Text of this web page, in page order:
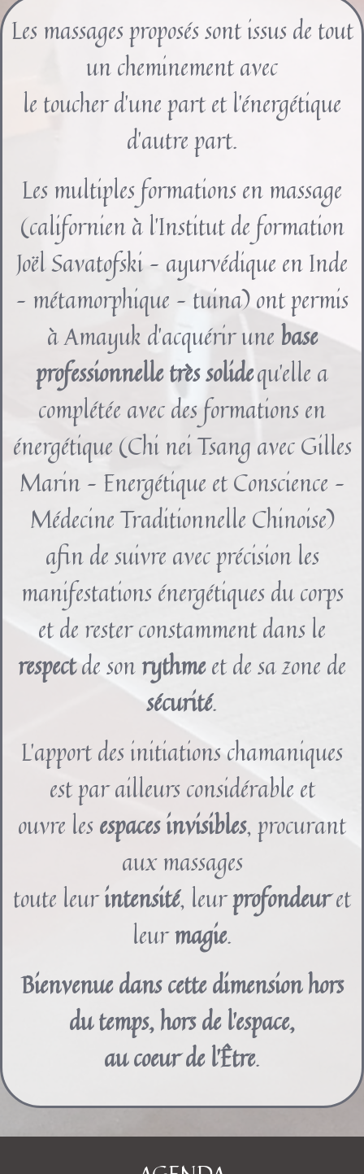
Les massages proposés sont issus de tout
un cheminement avec
le toucher d’une part et l’énergétique
d’autre part.
Les multiples formations en massage
(californien à l’Institut de formation
Joël Savatofski – ayurvédique en Inde
– métamorphique – tuina) ont permis
à Amayuk d’acquérir une base
professionnelle très solidequ’elle a
complétée avec des formations en
énergétique (Chi nei Tsang avec Gilles
Marin – Energétique et Conscience –
Médecine Traditionnelle Chinoise)
afin de suivre avec précision les
manifestations énergétiques du corps
et de rester constamment dans le
respectde sonrythmeet de sa zone de
sécurité.
L’apport des initiations chamaniques
est par ailleurs considérable et
ouvre lesespaces invisibles, procurant
aux massages
toute leurintensité, leurprofondeuret
leurmagie.
Bienvenue dans cette dimension hors
du temps, hors de l’espace,
au coeur de l’Être.